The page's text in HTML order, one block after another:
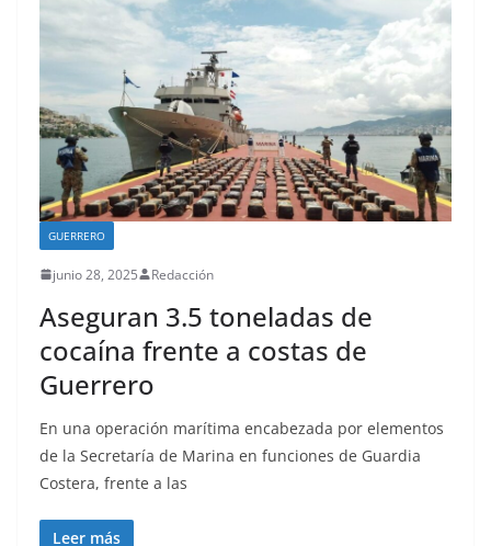
GUERRERO
junio 28, 2025 Redacción
Aseguran 3.5 toneladas de
cocaína frente a costas de
Guerrero
En una operación marítima encabezada por elementos
de la Secretaría de Marina en funciones de Guardia
Costera, frente a las
Leer más